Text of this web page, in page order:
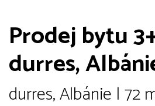
Prodej bytu
durres,
durres, Albánie | 72